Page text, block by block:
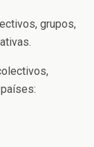
grupos,